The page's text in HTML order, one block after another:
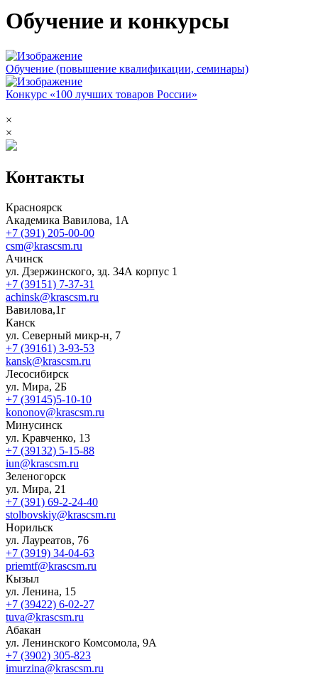
Обучение и конкурсы
Обучение (повышение квалификации, семинары)
Конкурс «100 лучших товаров России»
×
×
Контакты
Красноярск
Академика Вавилова, 1А
+7 (391) 205-00-00
csm@krascsm.ru
Ачинск
ул. Дзержинского, зд. 34А корпус 1
+7 (39151) 7-37-31
achinsk@krascsm.ru
Вавилова,1г
Канск
ул. Северный микр-н, 7
+7 (39161) 3-93-53
kansk@krascsm.ru
Лесосибирск
ул. Мира, 2Б
+7 (39145)5-10-10
kononov@krascsm.ru
Минусинск
ул. Кравченко, 13
+7 (39132) 5-15-88
iun@krascsm.ru
Зеленогорск
ул. Мира, 21
+7 (391) 69-2-24-40
stolbovskiy@krascsm.ru
Норильск
ул. Лауреатов, 76
+7 (3919) 34-04-63
priemtf@krascsm.ru
Кызыл
ул. Ленина, 15
+7 (39422) 6-02-27
tuva@krascsm.ru
Абакан
ул. Ленинского Комсомола, 9А
+7 (3902) 305-823
imurzina@krascsm.ru